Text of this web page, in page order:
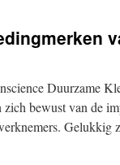
Duurzame
bewust van de
Gelukkig